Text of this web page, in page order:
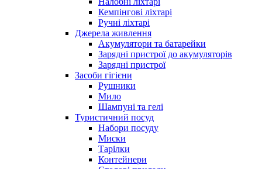
Кемпінгові ліхтарі
Ручні ліхтарі
Джерела живлення
Акумулятори та батарейки
Зарядні пристрої до акумуляторів
Зарядні пристрої
Засоби гігієни
Рушники
Мило
Шампуні та гелі
Туристичний посуд
Набори посуду
Миски
Тарілки
Контейнери